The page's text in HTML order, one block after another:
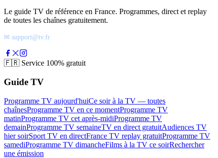
Le guide TV de référence en France. Programmes, direct et replay
de toutes les chaînes gratuitement.
✉ support@tv.fr
🇫🇷 Service 100% gratuit
Guide TV
Programme TV aujourd'huiCe soir à la TV — toutes
chaînesProgramme TV en ce momentProgramme TV
matinProgramme TV cet après-midiProgramme TV
demainProgramme TV semaineTV en direct gratuitAudiences TV
hier soirSport TV en directFrance TV replay gratuitProgramme TV
samediProgramme TV dimancheFilms à la TV ce soirRechercher
une émission